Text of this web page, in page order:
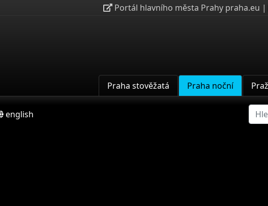
Portál hlavního města Prahy praha.eu |
Praha stověžatá Praha noční
english